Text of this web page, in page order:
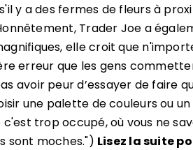
y a des fermes de fleurs à
Trader Joe a
elle croit que
erreur que les gens
avoir peur d’essayer de faire
une palette de couleurs ou
trop occupé, où vous ne
sont moches.") Lisez la suite